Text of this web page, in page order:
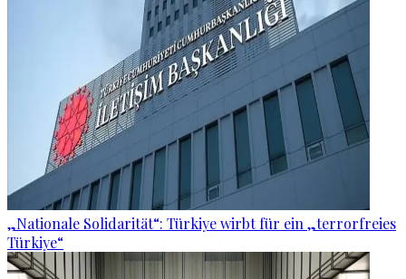
„Nationale Solidarität“: Türkiye wirbt für ein „terrorfreies
Türkiye“